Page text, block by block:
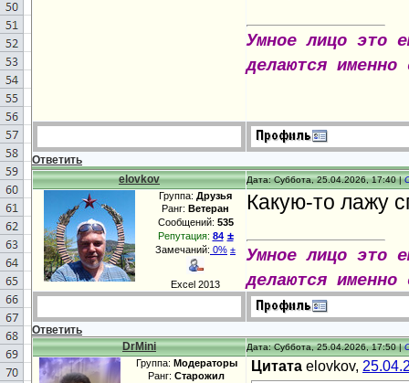
Умное лицо это
делаются
Ответить
elovkov
Дата: Суббота, 25.04.2026, 17:40 |
Группа: Друзья
Ранг: Ветеран
Сообщений: 535
Репутация: 84 ±
Замечаний: 0% ±
Excel 2013
Какую-то лажу
Умное лицо это
делаются
Ответить
DrMini
Дата: Суббота, 25.04.2026, 17:50 |
Группа: Модераторы
Ранг: Старожил
Цитата elovkov,